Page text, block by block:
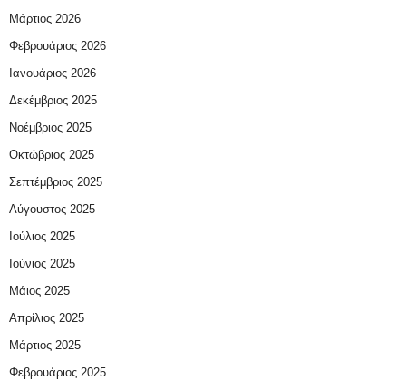
Μάρτιος 2026
Φεβρουάριος 2026
Ιανουάριος 2026
Δεκέμβριος 2025
Νοέμβριος 2025
Οκτώβριος 2025
Σεπτέμβριος 2025
Αύγουστος 2025
Ιούλιος 2025
Ιούνιος 2025
Μάιος 2025
Απρίλιος 2025
Μάρτιος 2025
Φεβρουάριος 2025